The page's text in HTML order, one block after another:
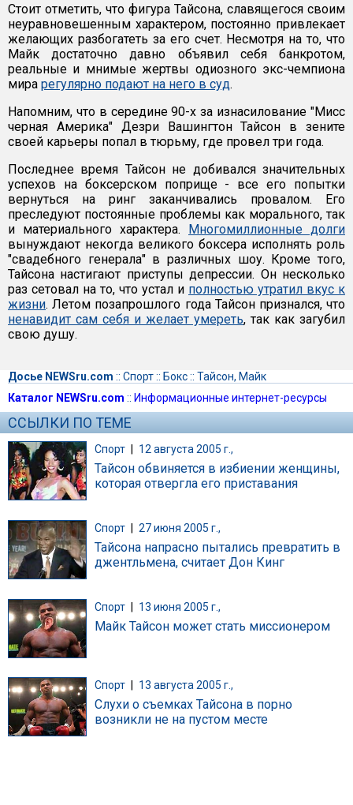
Стоит отметить, что фигура Тайсона, славящегося своим
неуравновешенным характером, постоянно привлекает
желающих разбогатеть за его счет. Несмотря на то, что
Майк достаточно давно объявил себя банкротом,
реальные и мнимые жертвы одиозного экс-чемпиона
мира регулярно подают на него в суд.
Напомним, что в середине 90-х за изнасилование "Мисс
черная Америка" Дезри Вашингтон Тайсон в зените
своей карьеры попал в тюрьму, где провел три года.
Последнее время Тайсон не добивался значительных
успехов на боксерском поприще - все его попытки
вернуться на ринг заканчивались провалом. Его
преследуют постоянные проблемы как морального, так
и материального характера. Многомиллионные долги
вынуждают некогда великого боксера исполнять роль
"свадебного генерала" в различных шоу. Кроме того,
Тайсона настигают приступы депрессии. Он несколько
раз сетовал на то, что устал и полностью утратил вкус к
жизни. Летом позапрошлого года Тайсон признался, что
ненавидит сам себя и желает умереть, так как загубил
свою душу.
Досье NEWSru.com :: Спорт:: Бокс:: Тайсон, Майк
Каталог NEWSru.com :: Информационные интернет-ресурсы
ССЫЛКИ ПО ТЕМЕ
Спорт | 12 августа 2005 г.,
Тайсон обвиняется в избиении женщины,
которая отвергла его приставания
Спорт 27 июня 2005 г.,
Тайсона напрасно пытались превратить в
джентльмена, считает Дон Кинг
Спорт 13 июня 2005 г.,
Майк Тайсон может стать миссионером
Спорт 13 августа 2005 г.,
Слухи о съемках Тайсона в порно
возникли не на пустом месте